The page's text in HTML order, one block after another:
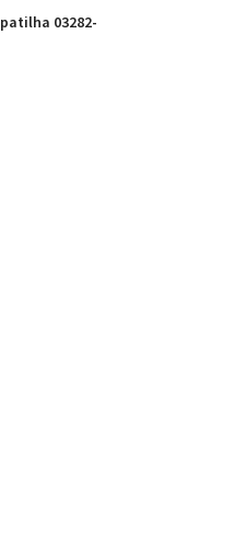
03282-